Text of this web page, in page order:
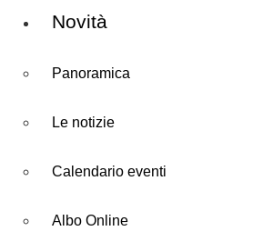
Novità
Panoramica
Le notizie
Calendario eventi
Albo Online